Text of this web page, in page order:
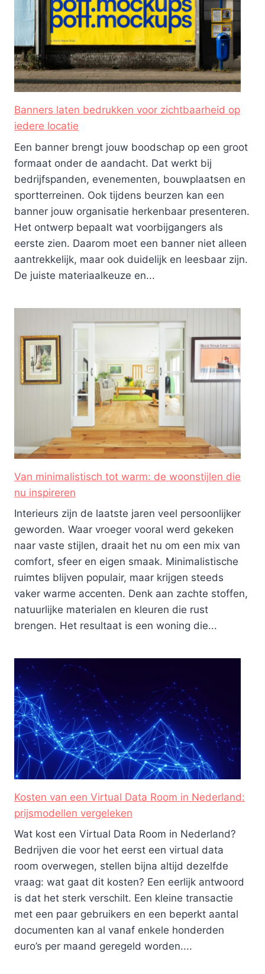
Banners laten bedrukken voor zichtbaarheid op
iedere locatie
Een banner brengt jouw boodschap op een groot
formaat onder de aandacht. Dat werkt bij
bedrijfspanden, evenementen, bouwplaatsen en
sportterreinen. Ook tijdens beurzen kan een
banner jouw organisatie herkenbaar presenteren.
Het ontwerp bepaalt wat voorbijgangers als
eerste zien. Daarom moet een banner niet alleen
aantrekkelijk, maar ook duidelijk en leesbaar zijn.
De juiste materiaalkeuze en...
Van minimalistisch tot warm: de woonstijlen die
nu inspireren
Interieurs zijn de laatste jaren veel persoonlijker
geworden. Waar vroeger vooral werd gekeken
naar vaste stijlen, draait het nu om een mix van
comfort, sfeer en eigen smaak. Minimalistische
ruimtes blijven populair, maar krijgen steeds
vaker warme accenten. Denk aan zachte stoffen,
natuurlijke materialen en kleuren die rust
brengen. Het resultaat is een woning die...
Kosten van een Virtual Data Room in Nederland:
prijsmodellen vergeleken
Wat kost een Virtual Data Room in Nederland?
Bedrijven die voor het eerst een virtual data
room overwegen, stellen bijna altijd dezelfde
vraag: wat gaat dit kosten? Een eerlijk antwoord
is dat het sterk verschilt. Een kleine transactie
met een paar gebruikers en een beperkt aantal
documenten kan al vanaf enkele honderden
euro’s per maand geregeld worden....